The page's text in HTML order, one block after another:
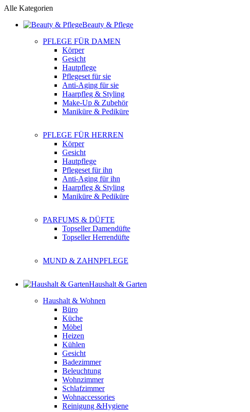
Alle Kategorien
Beauty & Pflege
PFLEGE FÜR DAMEN
Körper
Gesicht
Hautpflege
Pflegeset für sie
Anti-Aging für sie
Haarpfleg & Styling
Make-Up & Zubehör
Maniküre & Pediküre
PFLEGE FÜR HERREN
Körper
Gesicht
Hautpflege
Pflegeset für ihn
Anti-Aging für ihn
Haarpfleg & Styling
Maniküre & Pediküre
PARFUMS & DÜFTE
Topseller Damendüfte
Topseller Herrendüfte
MUND & ZAHNPFLEGE
Haushalt & Garten
Haushalt & Wohnen
Büro
Küche
Möbel
Heizen
Kühlen
Gesicht
Badezimmer
Beleuchtung
Wohnzimmer
Schlafzimmer
Wohnaccessories
Reinigung &Hygiene